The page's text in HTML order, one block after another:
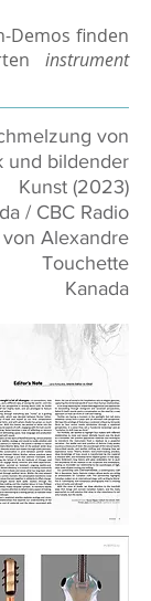
Demos finden
instrument
von
und bildender
Kunst (2023)
/ CBC Radio
Alexandre
Touchette
Kanada